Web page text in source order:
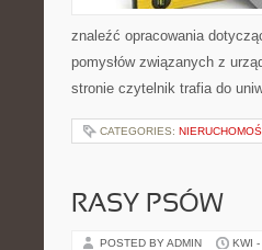
znaleźć opracowania
pomysłów związanych z
stronie czytelnik trafia do
CATEGORIES:
RASY PSÓW
POSTED BY ADMIN KWI